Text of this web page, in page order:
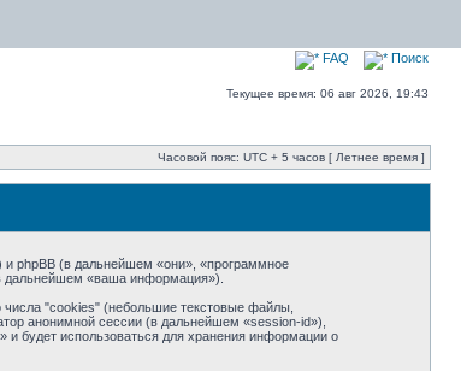
FAQ Поиск
Текущее время: 06 авг 2026, 19:43
Часовой пояс: UTC + 5 часов [ Летнее время ]
phpBB (в дальнейшем «они», «программное
дальнейшем «ваша информация»).
"cookies" (небольшие текстовые файлы,
анонимной сессии (в дальнейшем «session-id»),
будет использоваться для хранения информации о